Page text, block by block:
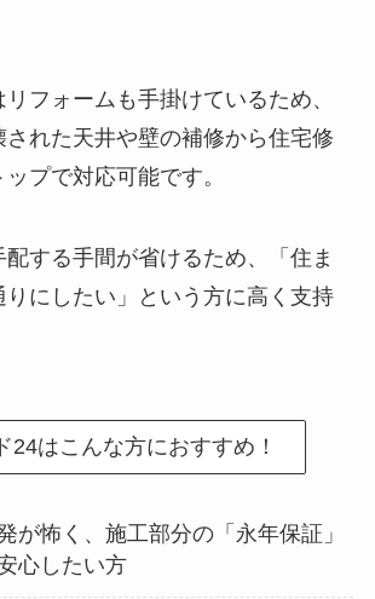
フォームも手掛けているため、
れた天井や壁の補修から住宅修
プで対応可能です。
する手間が省けるため、「住ま
りにしたい」という方に高く支持
24はこんな方におすすめ！
が怖く、施工部分の「永年保証」
心したい方